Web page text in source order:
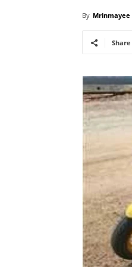
By Mrinmayee
Share